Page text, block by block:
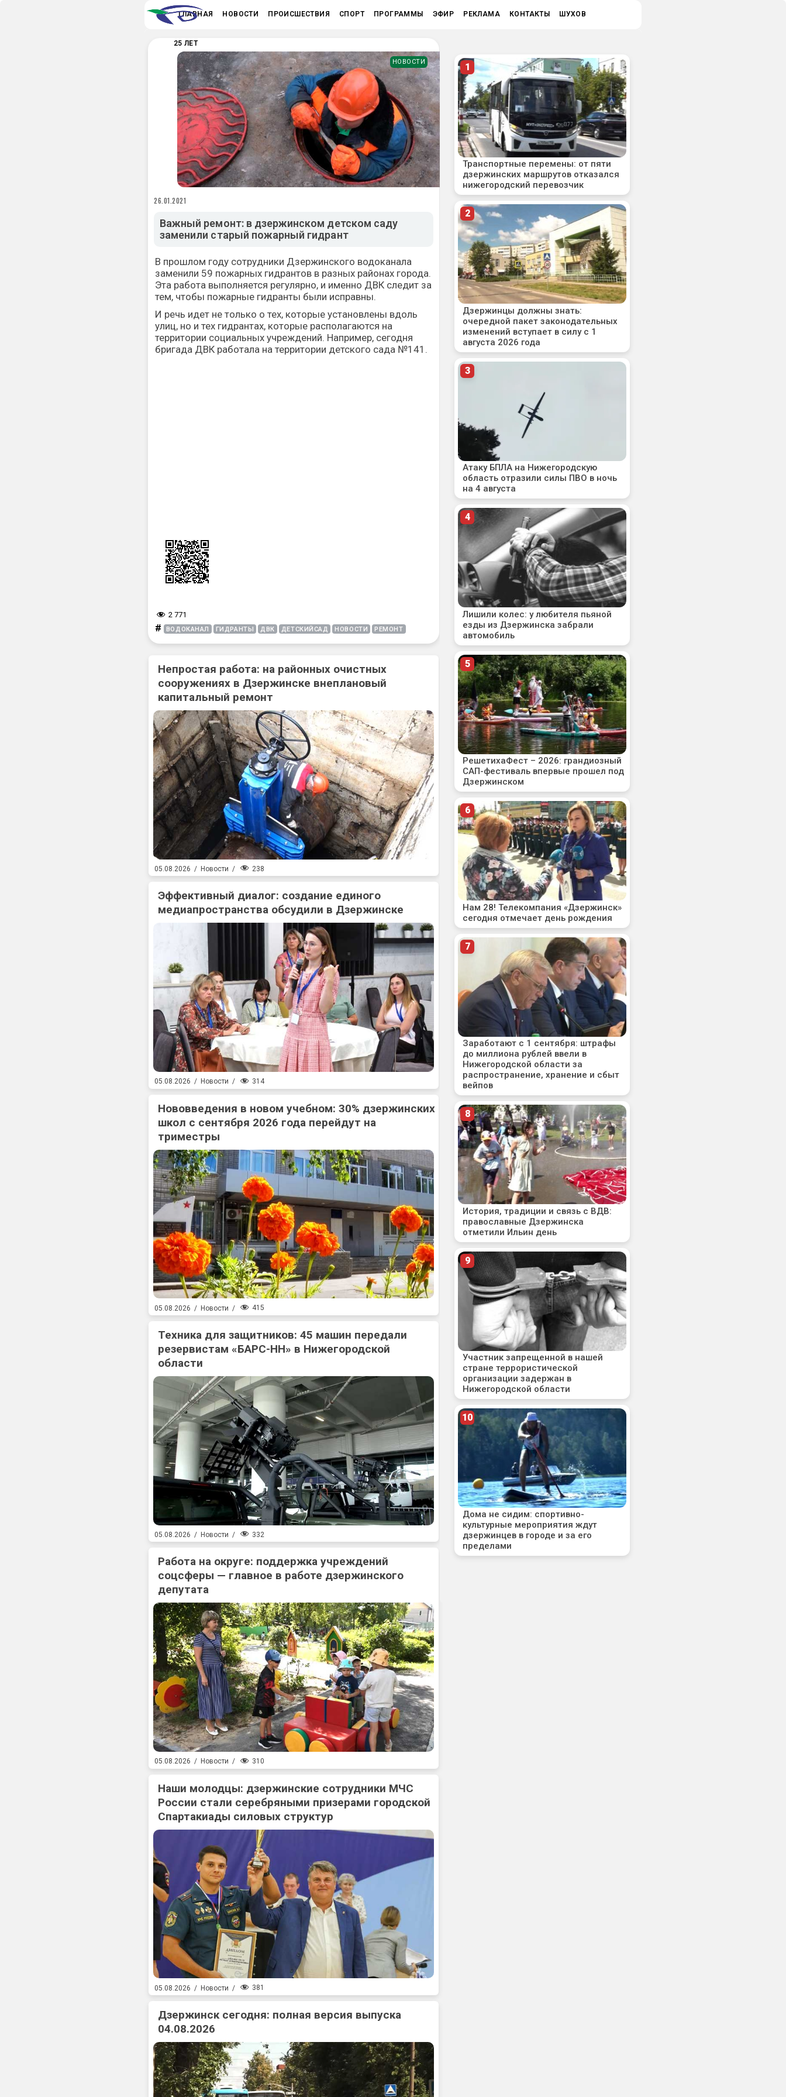
ГЛАВНАЯ НОВОСТИ ПРОИСШЕСТВИЯ СПОРТ ПРОГРАММЫ ЭФИР РЕКЛАМА КОНТАКТЫ ШУХОВ
25 ЛЕТ
НОВОСТИ
26.01.2021
Важный ремонт: в дзержинском детском саду
заменили старый пожарный гидрант
В прошлом году сотрудники Дзержинского водоканала
заменили 59 пожарных гидрантов в разных районах города.
Эта работа выполняется регулярно, и именно ДВК следит за
тем, чтобы пожарные гидранты были исправны.
И речь идет не только о тех, которые установлены вдоль
улиц, но и тех гидрантах, которые располагаются на
территории социальных учреждений. Например, сегодня
бригада ДВК работала на территории детского сада №141.
2 771
# ВОДОКАНАЛ ГИДРАНТЫ ДВК ДЕТСКИЙСАД НОВОСТИ РЕМОНТ
Непростая работа: на районных очистных
сооружениях в Дзержинске внеплановый
капитальный ремонт
05.08.2026 / Новости / 238
Эффективный диалог: создание единого
медиапространства обсудили в Дзержинске
05.08.2026 / Новости / 314
Нововведения в новом учебном: 30% дзержинских
школ с сентября 2026 года перейдут на
триместры
05.08.2026 / Новости / 415
Техника для защитников: 45 машин передали
резервистам «БАРС-НН» в Нижегородской
области
05.08.2026 / Новости / 332
Работа на округе: поддержка учреждений
соцсферы — главное в работе дзержинского
депутата
05.08.2026 / Новости / 310
Наши молодцы: дзержинские сотрудники МЧС
России стали серебряными призерами городской
Спартакиады силовых структур
05.08.2026 / Новости / 381
Дзержинск сегодня: полная версия выпуска
04.08.2026